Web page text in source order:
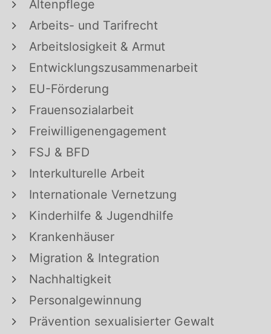
Altenpflege
Arbeits- und Tarifrecht
Arbeitslosigkeit & Armut
Entwicklungszusammenarbeit
EU-Förderung
Frauensozialarbeit
Freiwilligenengagement
FSJ & BFD
Interkulturelle Arbeit
Internationale Vernetzung
Kinderhilfe & Jugendhilfe
Krankenhäuser
Migration & Integration
Nachhaltigkeit
Personalgewinnung
Prävention sexualisierter Gewalt